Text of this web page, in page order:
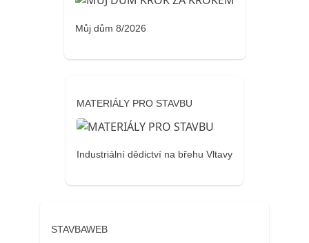
Můj dům 8/2026
MATERIÁLY PRO STAVBU
Industriální dědictví na břehu Vltavy
STAVBAWEB